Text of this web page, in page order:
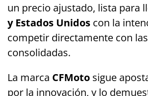
un precio ajustado, lista para
y Estados Unidos con la
competir directamente con
consolidadas.
La marca CFMoto sigue
por la innovación, y lo